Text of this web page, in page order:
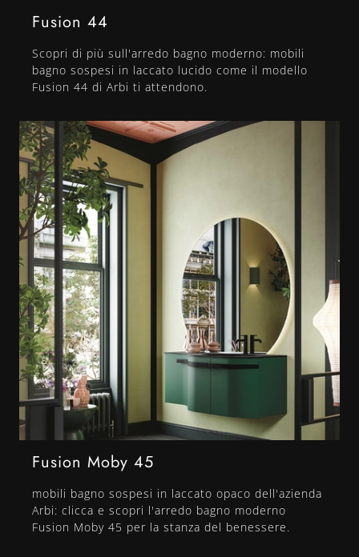
Fusion 44
Scopri di più sull'arredo bagno moderno: mobili
bagno sospesi in laccato lucido come il modello
Fusion 44 di Arbi ti attendono.
Fusion Moby 45
mobili bagno sospesi in laccato opaco dell'azienda
Arbi: clicca e scopri l'arredo bagno moderno
Fusion Moby 45 per la stanza del benessere.